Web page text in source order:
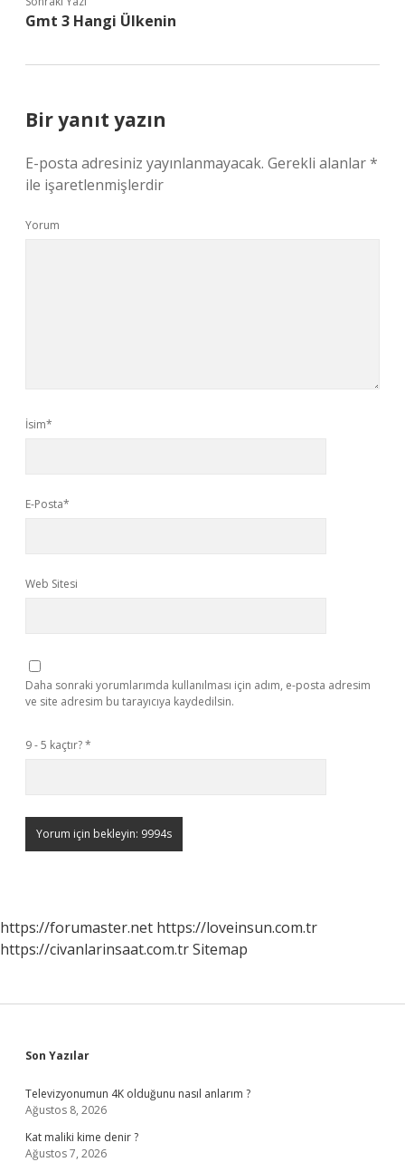
Gmt 3 Hangi Ülkenin
Bir yanıt yazın
E-posta adresiniz yayınlanmayacak. Gerekli alanlar*
ile işaretlenmişlerdir
Yorum
İsim*
E-Posta*
Web Sitesi
Daha sonraki yorumlarımda kullanılması için adım, e-posta adresim
ve site adresim bu tarayıcıya kaydedilsin.
9 - 5 kaçtır?*
https://forumaster.net https://loveinsun.com.tr
https://civanlarinsaat.com.trSitemap
Sidebar
Son Yazılar
Televizyonumun 4K olduğunu nasıl anlarım ?
Ağustos 8, 2026
Kat maliki kime denir ?
Ağustos 7, 2026